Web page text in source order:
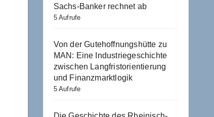
Sachs-Banker rechnet ab
5 Aufrufe
Von der Gutehoffnungshütte zu
MAN: Eine Industriegeschichte
zwischen Langfristorientierung
und Finanzmarktlogik
5 Aufrufe